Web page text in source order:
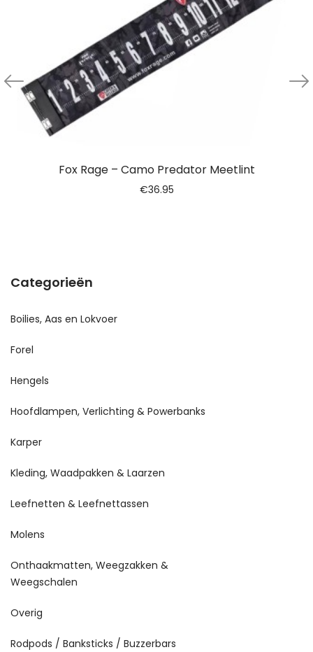
Fox Rage – Camo Predator Meetlint
€36.95
Categorieën
Boilies, Aas en Lokvoer
Forel
Hengels
Hoofdlampen, Verlichting & Powerbanks
Karper
Kleding, Waadpakken & Laarzen
Leefnetten & Leefnettassen
Molens
Onthaakmatten, Weegzakken &
Weegschalen
Overig
Rodpods / Banksticks / Buzzerbars